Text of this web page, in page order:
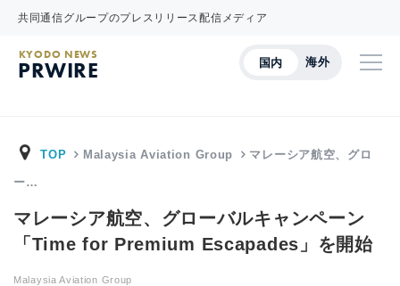
共同通信グループのプレスリリース配信メディア
国内 海外
KYODO NEWS
PRWIRE
TOP Malaysia Aviation Group マレーシア航空、グロ
ー…
マレーシア航空、グローバルキャンペーン
「Time for Premium Escapades」を開始
Malaysia Aviation Group